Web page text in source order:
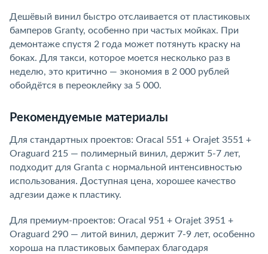
Дешёвый винил быстро отслаивается от пластиковых
бамперов Granty, особенно при частых мойках. При
демонтаже спустя 2 года может потянуть краску на
боках. Для такси, которое моется несколько раз в
неделю, это критично — экономия в 2 000 рублей
обойдётся в переоклейку за 5 000.
Рекомендуемые материалы
Для стандартных проектов: Oracal 551 + Orajet 3551 +
Oraguard 215 — полимерный винил, держит 5-7 лет,
подходит для Granta с нормальной интенсивностью
использования. Доступная цена, хорошее качество
адгезии даже к пластику.
Для премиум-проектов: Oracal 951 + Orajet 3951 +
Oraguard 290 — литой винил, держит 7-9 лет, особенно
хороша на пластиковых бамперах благодаря